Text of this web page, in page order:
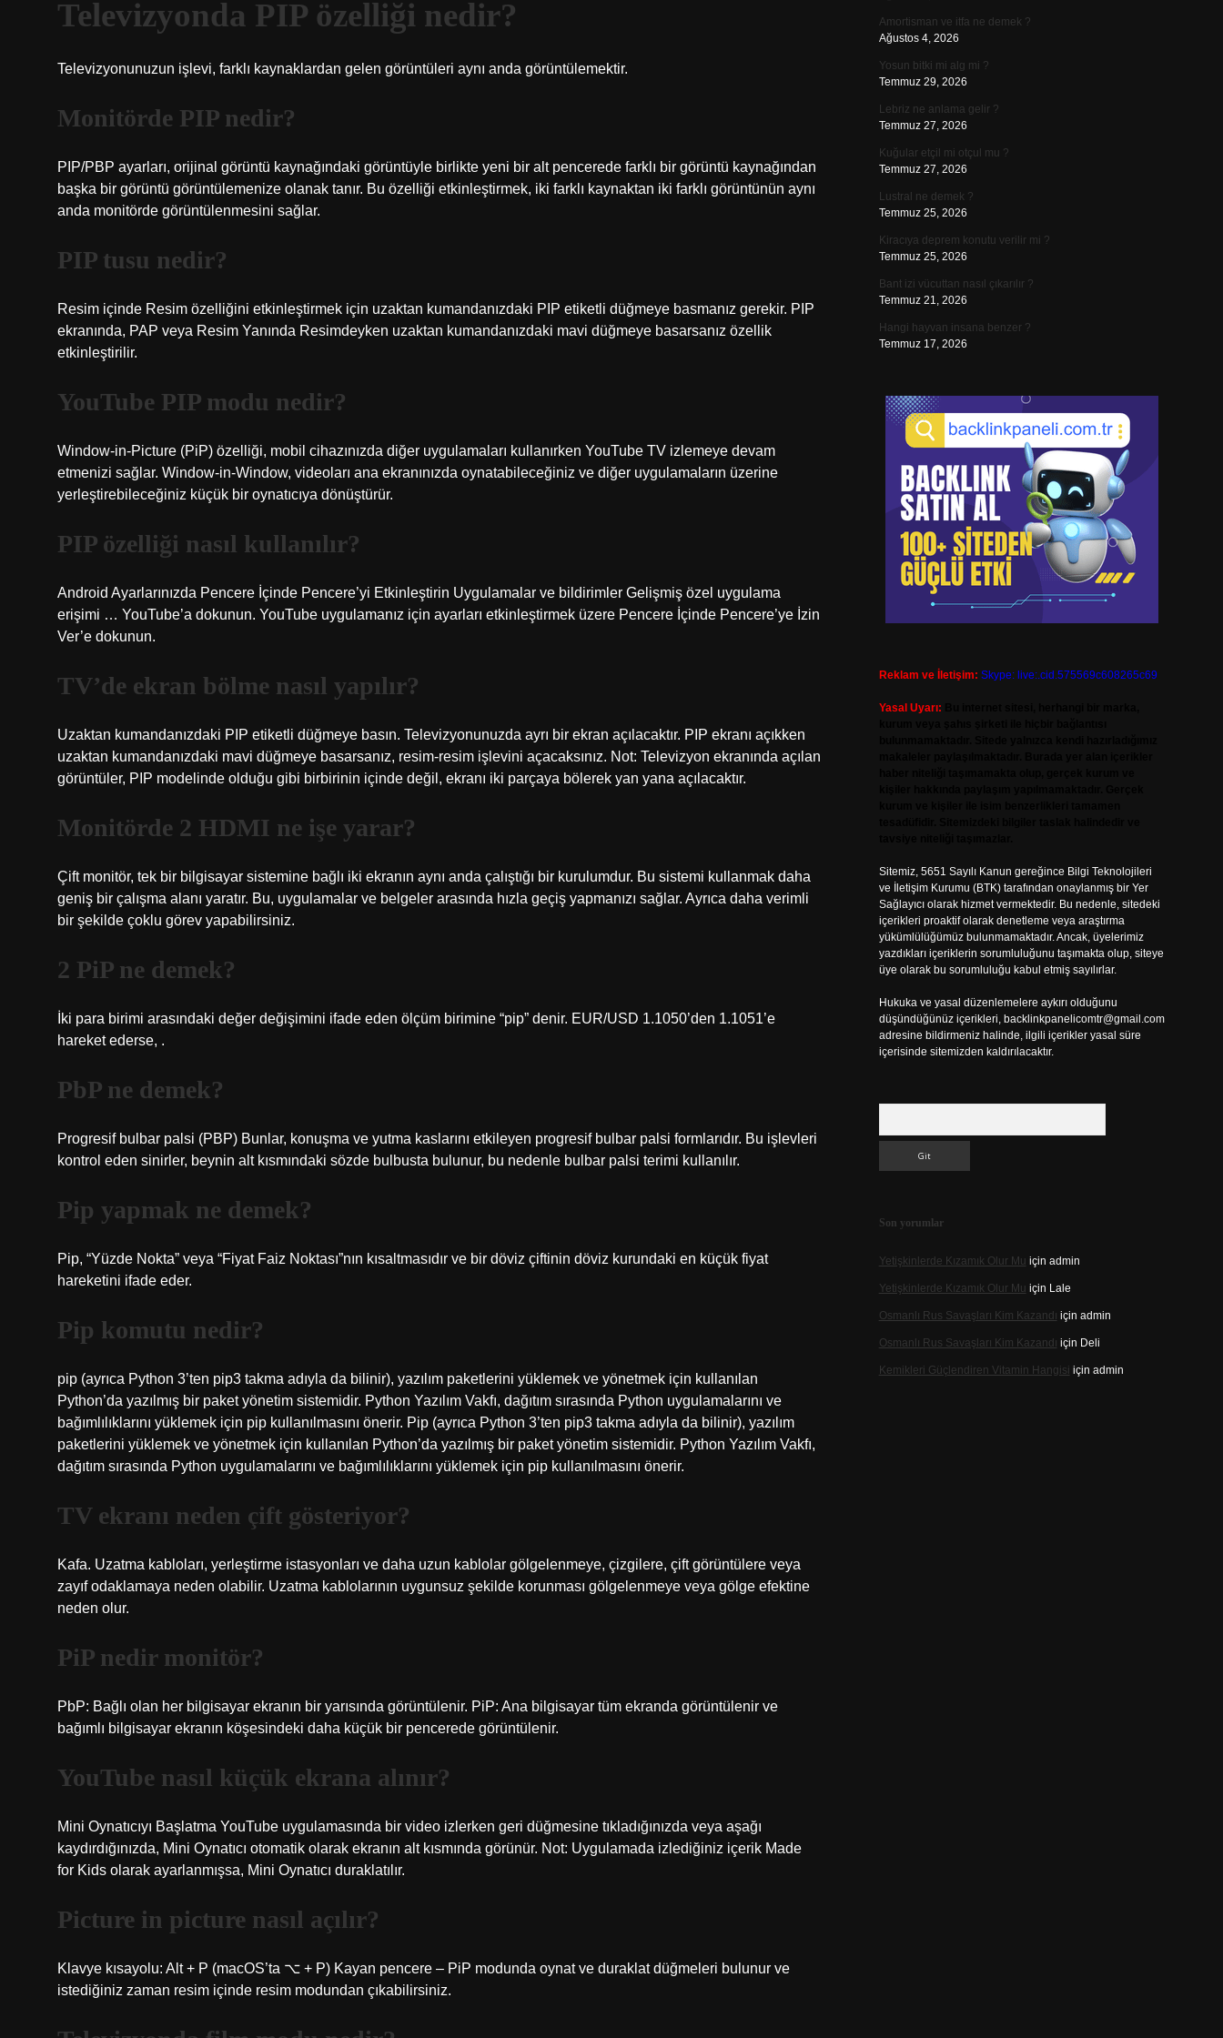
Televizyonda PIP özelliği nedir?
Televizyonunuzun işlevi, farklı kaynaklardan gelen görüntüleri aynı anda görüntülemektir.
Monitörde PIP nedir?
PIP/PBP ayarları, orijinal görüntü kaynağındaki görüntüyle birlikte yeni bir alt pencerede farklı bir görüntü kaynağından
başka bir görüntü görüntülemenize olanak tanır. Bu özelliği etkinleştirmek, iki farklı kaynaktan iki farklı görüntünün aynı
anda monitörde görüntülenmesini sağlar.
PIP tusu nedir?
Resim içinde Resim özelliğini etkinleştirmek için uzaktan kumandanızdaki PIP etiketli düğmeye basmanız gerekir. PIP
ekranında, PAP veya Resim Yanında Resimdeyken uzaktan kumandanızdaki mavi düğmeye basarsanız özellik
etkinleştirilir.
YouTube PIP modu nedir?
Window-in-Picture (PiP) özelliği, mobil cihazınızda diğer uygulamaları kullanırken YouTube TV izlemeye devam
etmenizi sağlar. Window-in-Window, videoları ana ekranınızda oynatabileceğiniz ve diğer uygulamaların üzerine
yerleştirebileceğiniz küçük bir oynatıcıya dönüştürür.
PIP özelliği nasıl kullanılır?
Android Ayarlarınızda Pencere İçinde Pencere’yi Etkinleştirin Uygulamalar ve bildirimler Gelişmiş özel uygulama
erişimi … YouTube’a dokunun. YouTube uygulamanız için ayarları etkinleştirmek üzere Pencere İçinde Pencere’ye İzin
Ver’e dokunun.
TV’de ekran bölme nasıl yapılır?
Uzaktan kumandanızdaki PIP etiketli düğmeye basın. Televizyonunuzda ayrı bir ekran açılacaktır. PIP ekranı açıkken
uzaktan kumandanızdaki mavi düğmeye basarsanız, resim-resim işlevini açacaksınız. Not: Televizyon ekranında açılan
görüntüler, PIP modelinde olduğu gibi birbirinin içinde değil, ekranı iki parçaya bölerek yan yana açılacaktır.
Monitörde 2 HDMI ne işe yarar?
Çift monitör, tek bir bilgisayar sistemine bağlı iki ekranın aynı anda çalıştığı bir kurulumdur. Bu sistemi kullanmak daha
geniş bir çalışma alanı yaratır. Bu, uygulamalar ve belgeler arasında hızla geçiş yapmanızı sağlar. Ayrıca daha verimli
bir şekilde çoklu görev yapabilirsiniz.
2 PiP ne demek?
İki para birimi arasındaki değer değişimini ifade eden ölçüm birimine “pip” denir. EUR/USD 1.1050’den 1.1051’e
hareket ederse, .
PbP ne demek?
Progresif bulbar palsi (PBP) Bunlar, konuşma ve yutma kaslarını etkileyen progresif bulbar palsi formlarıdır. Bu işlevleri
kontrol eden sinirler, beynin alt kısmındaki sözde bulbusta bulunur, bu nedenle bulbar palsi terimi kullanılır.
Pip yapmak ne demek?
Pip, “Yüzde Nokta” veya “Fiyat Faiz Noktası”nın kısaltmasıdır ve bir döviz çiftinin döviz kurundaki en küçük fiyat
hareketini ifade eder.
Pip komutu nedir?
pip (ayrıca Python 3’ten pip3 takma adıyla da bilinir), yazılım paketlerini yüklemek ve yönetmek için kullanılan
Python’da yazılmış bir paket yönetim sistemidir. Python Yazılım Vakfı, dağıtım sırasında Python uygulamalarını ve
bağımlılıklarını yüklemek için pip kullanılmasını önerir. Pip (ayrıca Python 3’ten pip3 takma adıyla da bilinir), yazılım
paketlerini yüklemek ve yönetmek için kullanılan Python’da yazılmış bir paket yönetim sistemidir. Python Yazılım Vakfı,
dağıtım sırasında Python uygulamalarını ve bağımlılıklarını yüklemek için pip kullanılmasını önerir.
TV ekranı neden çift gösteriyor?
Kafa. Uzatma kabloları, yerleştirme istasyonları ve daha uzun kablolar gölgelenmeye, çizgilere, çift görüntülere veya
zayıf odaklamaya neden olabilir. Uzatma kablolarının uygunsuz şekilde korunması gölgelenmeye veya gölge efektine
neden olur.
PiP nedir monitör?
PbP: Bağlı olan her bilgisayar ekranın bir yarısında görüntülenir. PiP: Ana bilgisayar tüm ekranda görüntülenir ve
bağımlı bilgisayar ekranın köşesindeki daha küçük bir pencerede görüntülenir.
YouTube nasıl küçük ekrana alınır?
Mini Oynatıcıyı Başlatma YouTube uygulamasında bir video izlerken geri düğmesine tıkladığınızda veya aşağı
kaydırdığınızda, Mini Oynatıcı otomatik olarak ekranın alt kısmında görünür. Not: Uygulamada izlediğiniz içerik Made
for Kids olarak ayarlanmışsa, Mini Oynatıcı duraklatılır.
Picture in picture nasıl açılır?
Klavye kısayolu: Alt + P (macOS’ta ⌥ + P) Kayan pencere – PiP modunda oynat ve duraklat düğmeleri bulunur ve
istediğiniz zaman resim içinde resim modundan çıkabilirsiniz.
Amortisman ve itfa ne demek ?
Ağustos 4, 2026
Yosun bitki mi alg mi ?
Temmuz 29, 2026
Lebriz ne anlama gelir ?
Temmuz 27, 2026
Kuğular etçil mi otçul mu ?
Temmuz 27, 2026
Lustral ne demek ?
Temmuz 25, 2026
Kiracıya deprem konutu verilir mi ?
Temmuz 25, 2026
Bant izi vücuttan nasıl çıkarılır ?
Temmuz 21, 2026
Hangi hayvan insana benzer ?
Temmuz 17, 2026
Reklam ve İletişim: Skype: live:.cid.575569c608265c69
Yasal Uyarı:
Sitemiz, 5651 Sayılı Kanun gereğince Bilgi Teknolojileri
ve İletişim Kurumu (BTK) tarafından onaylanmış bir Yer
Sağlayıcı olarak hizmet vermektedir. Bu nedenle, sitedeki
içerikleri proaktif olarak denetleme veya araştırma
yükümlülüğümüz bulunmamaktadır. Ancak, üyelerimiz
yazdıkları içeriklerin sorumluluğunu taşımakta olup, siteye
üye olarak bu sorumluluğu kabul etmiş sayılırlar.
Hukuka ve yasal düzenlemelere aykırı olduğunu
düşündüğünüz içerikleri, backlinkpanelicomtr@gmail.com
adresine bildirmeniz halinde, ilgili içerikler yasal süre
içerisinde sitemizden kaldırılacaktır.
Son yorumlar
Yetişkinlerde Kızamık Olur Mu için admin
Yetişkinlerde Kızamık Olur Mu için Lale
Osmanlı Rus Savaşları Kim Kazandı için admin
Osmanlı Rus Savaşları Kim Kazandı için Deli
Kemikleri Güçlendiren Vitamin Hangisi için admin